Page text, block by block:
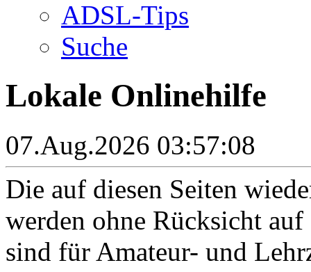
ADSL-Tips
Suche
Lokale Onlinehilfe
07.Aug.2026 03:57:08
Die auf diesen Seiten
werden ohne Rücksicht
sind für Amateur- und